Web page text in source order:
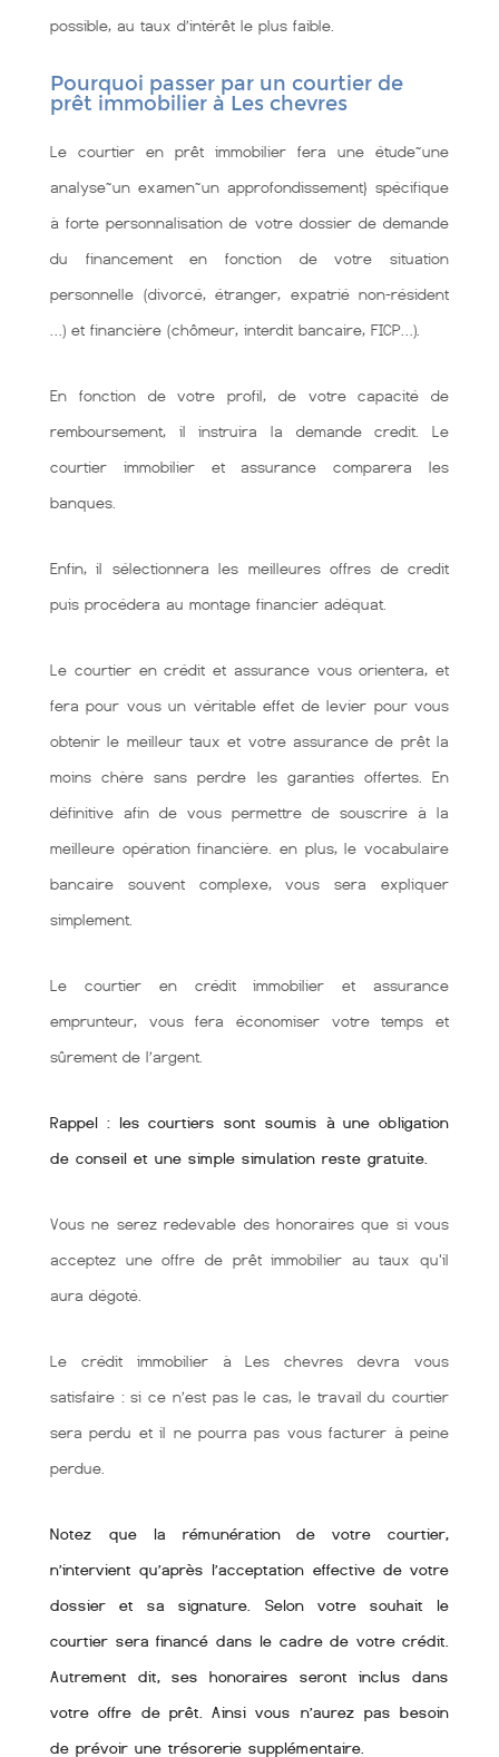
possible, au taux d’intérêt le plus faible.
Pourquoi passer par un courtier de
prêt immobilier à Les chevres
Le courtier en prêt immobilier fera une étude~une
analyse~un examen~un approfondissement} spécifique
à forte personnalisation de votre dossier de demande
du financement en fonction de votre situation
personnelle (divorcé, étranger, expatrié non-résident
…) et financière (chômeur, interdit bancaire, FICP…).
En fonction de votre profil, de votre capacité de
remboursement, il instruira la demande credit. Le
courtier immobilier et assurance comparera les
banques.
Enfin, il sélectionnera les meilleures offres de credit
puis procédera au montage financier adéquat.
Le courtier en crédit et assurance vous orientera, et
fera pour vous un véritable effet de levier pour vous
obtenir le meilleur taux et votre assurance de prêt la
moins chère sans perdre les garanties offertes. En
définitive afin de vous permettre de souscrire à la
meilleure opération financière. en plus, le vocabulaire
bancaire souvent complexe, vous sera expliquer
simplement.
Le courtier en crédit immobilier et assurance
emprunteur, vous fera économiser votre temps et
sûrement de l’argent.
Rappel : les courtiers sont soumis à une obligation
de conseil et une simple simulation reste gratuite.
Vous ne serez redevable des honoraires que si vous
acceptez une offre de prêt immobilier au taux qu'il
aura dégoté.
Le crédit immobilier à Les chevres devra vous
satisfaire : si ce n’est pas le cas, le travail du courtier
sera perdu et il ne pourra pas vous facturer à peine
perdue.
Notez que la rémunération de votre courtier,
n’intervient qu’après l’acceptation effective de votre
dossier et sa signature. Selon votre souhait le
courtier sera financé dans le cadre de votre crédit.
Autrement dit, ses honoraires seront inclus dans
votre offre de prêt. Ainsi vous n’aurez pas besoin
de prévoir une trésorerie supplémentaire.